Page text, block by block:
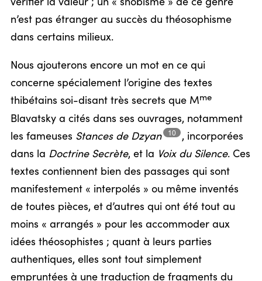
n’est pas étranger au succès du théosophisme
dans certains milieux.
Nous ajouterons encore un mot en ce qui
concerne spécialement l’origine des textes
thibétains soi-disant très secrets que Mme
Blavatsky a cités dans ses ouvrages, notamment
les fameuses Stances de Dzyan 10 , incorporées
dans la Doctrine Secrète, et la Voix du Silence. Ces
textes contiennent bien des passages qui sont
manifestement « interpolés » ou même inventés
de toutes pièces, et d’autres qui ont été tout au
moins « arrangés » pour les accommoder aux
idées théosophistes ; quant à leurs parties
authentiques, elles sont tout simplement
empruntées à une traduction de fragments du